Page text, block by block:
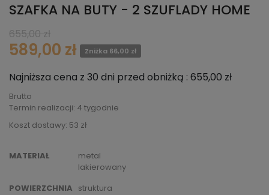
SZAFKA NA BUTY - 2 SZUFLADY HOME
655,00 zł
589,00 zł Zniżka 66,00 zł
Najniższa cena z 30 dni przed obniżką : 655,00 zł
Brutto
Termin realizacji: 4 tygodnie
Koszt dostawy: 53 zł
MATERIAŁ
metal
lakierowany
POWIERZCHNIA struktura